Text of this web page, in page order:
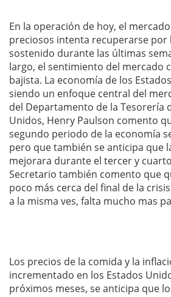
En la operación de hoy, el
preciosos intenta recuperarse por
sostenido durante las últimas
largo, el sentimiento del mercado
bajista. La economía de los
siendo un enfoque central del
del Departamento de la Tesorería
Unidos, Henry Paulson comento
segundo periodo de la economía
pero que también se anticipa que
mejorara durante el tercer y
Secretario también comento que
poco más cerca del final de la
a la misma ves, falta mucho mas
Los precios de la comida y la
incrementado en los Estados
próximos meses, se anticipa que